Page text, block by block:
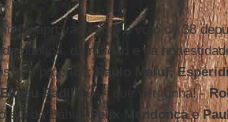
foi aprovado com o voto de 38
pública, da retidão e da
a si próprios:Paulo Maluf,
Eliseu Padilhae - que vergonha! -
sul da Bahia,Felix Mendonçae